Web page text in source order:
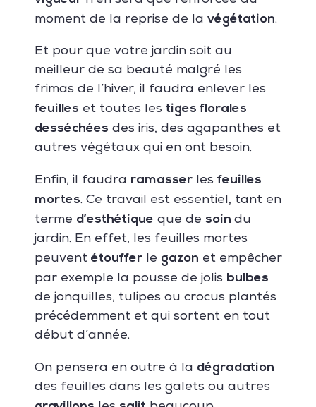
moment de la reprise de la végétation.
Et pour que votre jardin soit au
meilleur de sa beauté malgré les
frimas de l’hiver, il faudra enlever les
feuilles et toutes les tiges florales
desséchées des iris, des agapanthes et
autres végétaux qui en ont besoin.
Enfin, il faudra ramasserles feuilles
mortes. Ce travail est essentiel, tant en
terme d’esthétique que de soin du
jardin. En effet, les feuilles mortes
peuvent étoufferle gazon et empêcher
par exemple la pousse de jolis bulbes
de jonquilles, tulipes ou crocus plantés
précédemment et qui sortent en tout
début d’année.
On pensera en outre à la dégradation
des feuilles dans les galets ou autres